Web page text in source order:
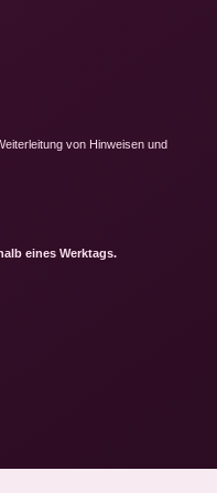
von Hinweisen und
eines Werktags.